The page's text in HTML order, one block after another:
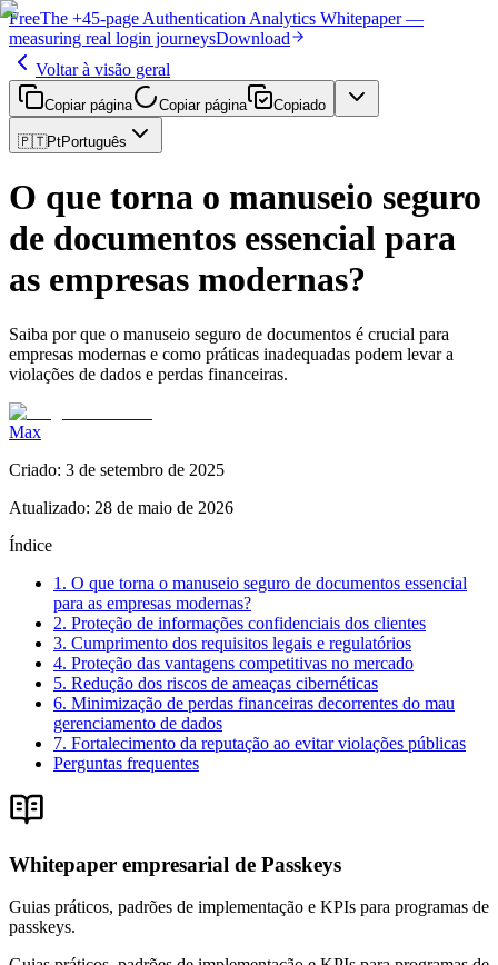
FreeThe +45-page Authentication Analytics Whitepaper —
measuring real login journeysDownload
Voltar à visão geral
Copiar página Copiar página Copiado
🇵🇹PtPortuguês
O que torna o manuseio seguro
de documentos essencial para
as empresas modernas?
Saiba por que o manuseio seguro de documentos é crucial para
empresas modernas e como práticas inadequadas podem levar a
violações de dados e perdas financeiras.
Max
Criado: 3 de setembro de 2025
Atualizado: 28 de maio de 2026
Índice
1. O que torna o manuseio seguro de documentos essencial
para as empresas modernas?
2. Proteção de informações confidenciais dos clientes
3. Cumprimento dos requisitos legais e regulatórios
4. Proteção das vantagens competitivas no mercado
5. Redução dos riscos de ameaças cibernéticas
6. Minimização de perdas financeiras decorrentes do mau
gerenciamento de dados
7. Fortalecimento da reputação ao evitar violações públicas
Perguntas frequentes
Whitepaper empresarial de Passkeys
Guias práticos, padrões de implementação e KPIs para programas de
passkeys.